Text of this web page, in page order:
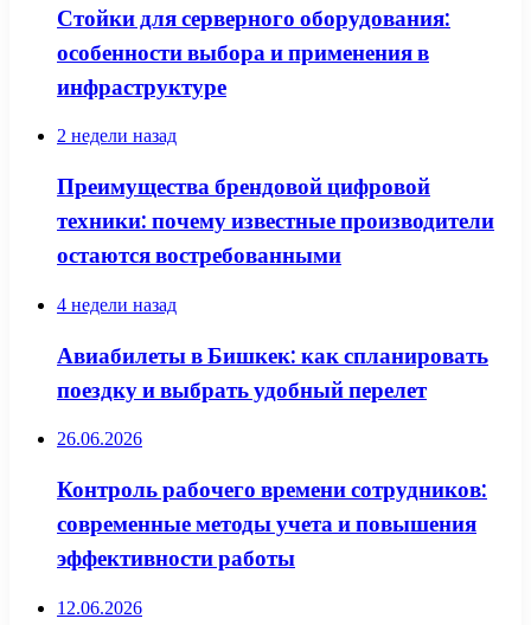
Стойки для серверного оборудования:
особенности выбора и применения в
инфраструктуре
2 недели назад
Преимущества брендовой цифровой
техники: почему известные производители
остаются востребованными
4 недели назад
Авиабилеты в Бишкек: как спланировать
поездку и выбрать удобный перелет
26.06.2026
Контроль рабочего времени сотрудников:
современные методы учета и повышения
эффективности работы
12.06.2026